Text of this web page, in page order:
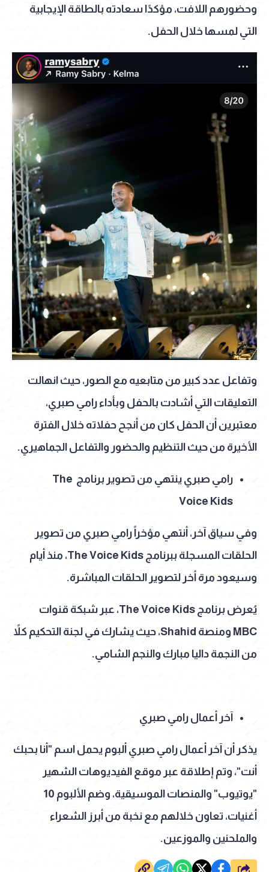
وحضورهم اللافت، مؤكدًا سعادته بالطاقة الإيجابية
التي لمسها خلال الحفل.
وتفاعل عدد كبير من متابعيه مع الصور، حيث انهالت
التعليقات التي أشادت بالحفل وبأداء رامي صبري،
معتبرين أن الحفل كان من أنجح حفلاته خلال الفترة
الأخيرة من حيث التنظيم والحضور والتفاعل الجماهيري.
رامي صبري ينتهي من تصوير برنامج The
Voice Kids
وفي سياق آخر، أنتهي مؤخراً رامي صبري من تصوير
الحلقات المسجلة ببرنامج The Voice Kids، منذ أيام
وسيعود مرة أخر لتصوير الحلقات المباشرة.
يُعرض برنامج The Voice Kids، عبر شبكة قنوات
MBC ومنصة Shahid، حيث يشارك في لجنة التحكيم كلاً
من النجمة داليا مبارك والنجم الشامي.
آخر أعمال رامي صبري
يذكر أن آخر أعمال رامي صبري ألبوم يحمل اسم "أنا بحبك
أنت"، وتم إطلاقة عبر موقع الفيديوهات الشهير
"يوتيوب" والمنصات الموسيقية، وضم الألبوم 10
أغنيات، تعاون خلالهم مع نخبة من أبرز الشعراء
والملحنين والموزعين.
شارك